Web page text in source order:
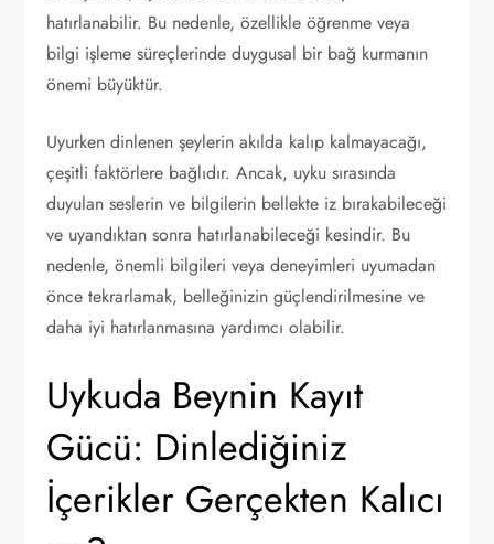
hatırlanabilir. Bu nedenle, özellikle öğrenme veya
bilgi işleme süreçlerinde duygusal bir bağ kurmanın
önemi büyüktür.
Uyurken dinlenen şeylerin akılda kalıp kalmayacağı,
çeşitli faktörlere bağlıdır. Ancak, uyku sırasında
duyulan seslerin ve bilgilerin bellekte iz bırakabileceği
ve uyandıktan sonra hatırlanabileceği kesindir. Bu
nedenle, önemli bilgileri veya deneyimleri uyumadan
önce tekrarlamak, belleğinizin güçlendirilmesine ve
daha iyi hatırlanmasına yardımcı olabilir.
Uykuda Beynin Kayıt
Gücü: Dinlediğiniz
İçerikler Gerçekten Kalıcı